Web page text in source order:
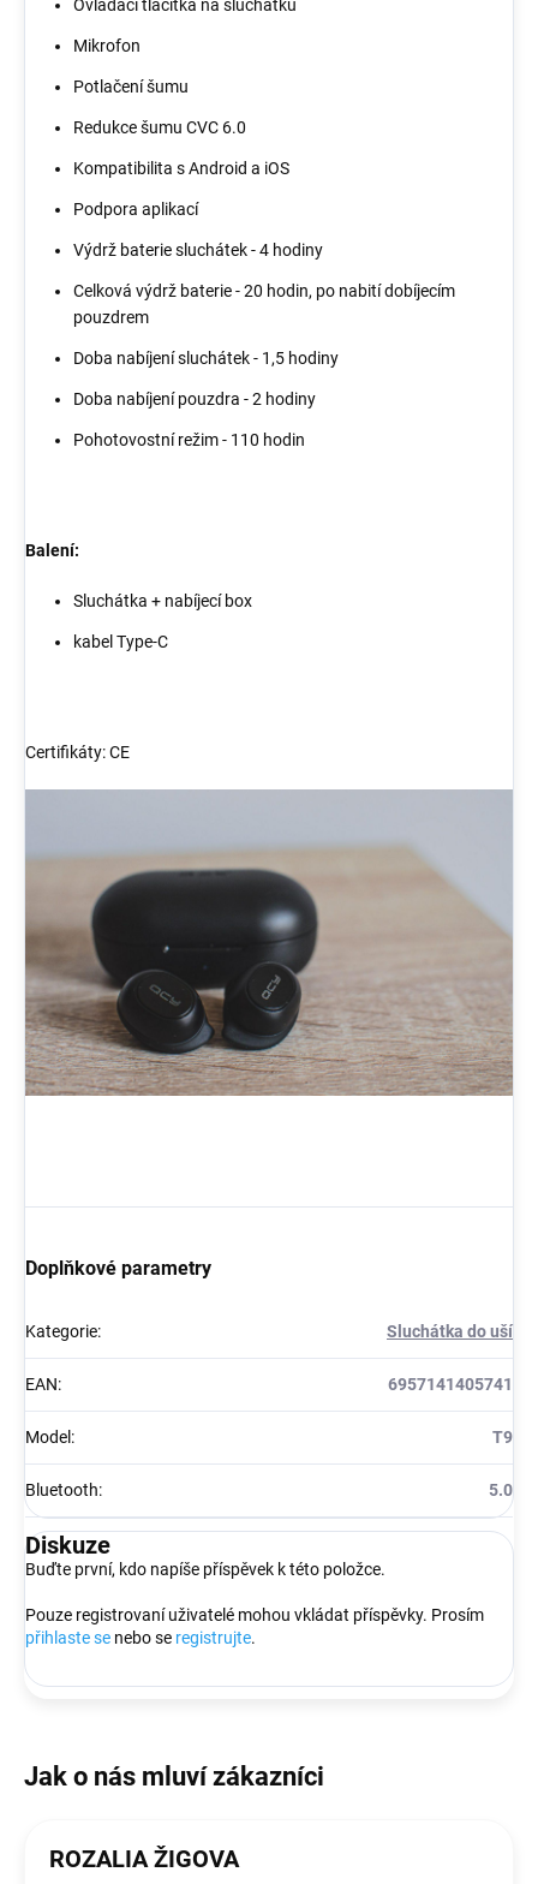
Ovládací tlačítka na sluchátku
Mikrofon
Potlačení šumu
Redukce šumu CVC 6.0
Kompatibilita s Android a iOS
Podpora aplikací
Výdrž baterie sluchátek - 4 hodiny
Celková výdrž baterie - 20 hodin, po nabití dobíjecím
pouzdrem
Doba nabíjení sluchátek - 1,5 hodiny
Doba nabíjení pouzdra - 2 hodiny
Pohotovostní režim - 110 hodin
Balení:
Sluchátka + nabíjecí box
kabel Type-C
Certifikáty: CE
Doplňkové parametry
Kategorie: Sluchátka do uší
EAN: 6957141405741
Model : T9
Bluetooth: 5.0
Diskuze
Buďte první, kdo napíše příspěvek k této položce.
Pouze registrovaní uživatelé mohou vkládat příspěvky. Prosím
přihlaste se nebo se registrujte.
ROZALIA ŽIGOVA